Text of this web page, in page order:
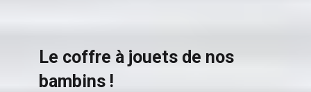
Le coffre à jouets de nos
bambins !